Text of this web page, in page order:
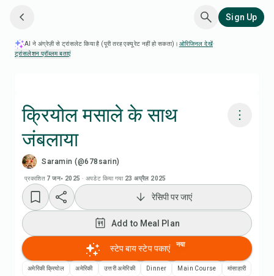
Sign Up
AI ने अंग्रेज़ी से ट्रांसलेट किया है (पूरी तरह एक्यूरेट नहीं हो सकता)। ओरिजिनल देखें·
ट्रांसलेशन प्रॉब्लम बताएं
क्रियोल मसाले के साथ
जंबलाया
Saramin (@678sarin)
प्रकाशित 7 जन॰ 2025 · अपडेट किया गया 23 अप्रैल 2025
Add to Meal Plan
Add to Shopping List
रेसिपी नोट्स
रेसिपी पर जाएं
Add to Meal Plan
स्टेप बाय स्टेप पकाएं नया
अमेरिकी क्रियोल अमेरिकी उत्तरी अमेरिकी Dinner Main Course मांसाहारी